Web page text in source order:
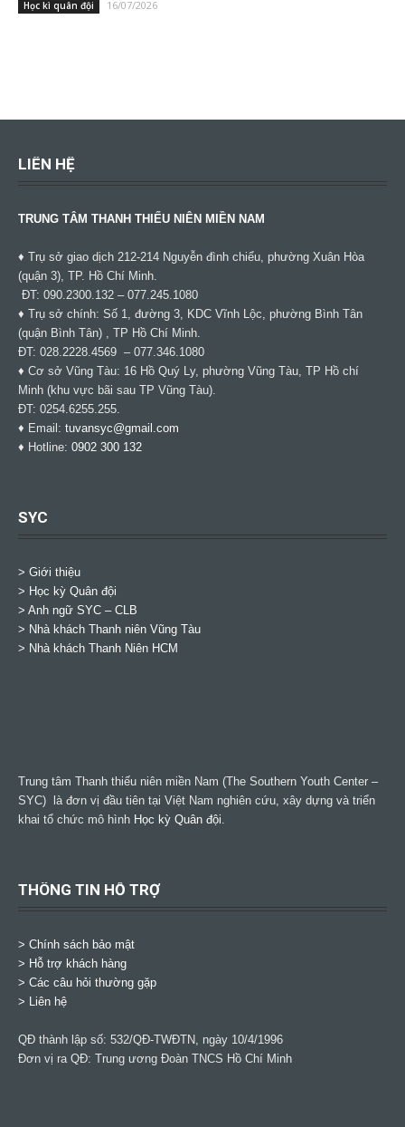
Học kì quân đội 16/07/2026
LIÊN HỆ
TRUNG TÂM THANH THIẾU NIÊN MIỀN NAM
♦ Trụ sở giao dịch 212-214 Nguyễn đình chiểu, phường Xuân Hòa
(quận 3), TP. Hồ Chí Minh.
ĐT: 090.2300.132 – 077.245.1080
♦ Trụ sở chính: Số 1, đường 3, KDC Vĩnh Lộc, phường Bình Tân
(quận Bình Tân) , TP Hồ Chí Minh.
ĐT: 028.2228.4569 – 077.346.1080
♦ Cơ sở Vũng Tàu: 16 Hồ Quý Ly, phường Vũng Tàu, TP Hồ chí
Minh (khu vực bãi sau TP Vũng Tàu).
ĐT: 0254.6255.255.
♦ Email: tuvansyc@gmail.com
♦ Hotline: 0902 300 132
SYC
> Giới thiệu
> Học kỳ Quân đội
> Anh ngữ SYC – CLB
> Nhà khách Thanh niên Vũng Tàu
> Nhà khách Thanh Niên HCM
Trung tâm Thanh thiếu niên miền Nam (The Southern Youth Center –
SYC) là đơn vị đầu tiên tại Việt Nam nghiên cứu, xây dựng và triển
khai tổ chức mô hình Học kỳ Quân đội.
THÔNG TIN HỖ TRỢ
> Chính sách bảo mật
> Hỗ trợ khách hàng
> Các câu hỏi thường gặp
> Liên hệ
QĐ thành lập số: 532/QĐ-TWĐTN, ngày 10/4/1996
Đơn vị ra QĐ: Trung ương Đoàn TNCS Hồ Chí Minh